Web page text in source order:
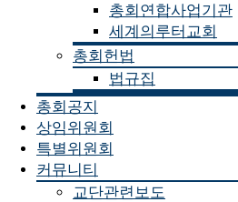
총회연합사업기관
세계의루터교회
총회헌법
법규집
총회공지
상임위원회
특별위원회
커뮤니티
교단관련보도